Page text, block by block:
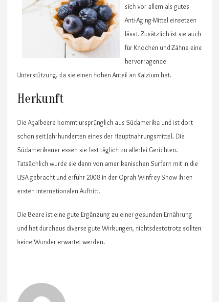
sich vor allem als gutes
Anti-Aging-Mittel einsetzen
lässt. Zusätzlich ist sie auch
für Knochen und Zähne eine
hervorragende
Unterstützung, da sie einen hohen Anteil an Kalzium hat.
Herkunft
Die Açaíbeere kommt ursprünglich aus Südamerika und ist dort
schon seit Jahrhunderten eines der Hauptnahrungsmittel. Die
Südamerikaner essen sie fast täglich zu allerlei Gerichten.
Tatsächlich wurde sie dann von amerikanischen Surfern mit in die
USA gebracht und erfuhr 2008 in der Oprah Winfrey Show ihren
ersten internationalen Auftritt.
Die Beere ist eine gute Ergänzung zu einer gesunden Ernährung
und hat durchaus diverse gute Wirkungen, nichtsdestotrotz sollten
keine Wunder erwartet werden.